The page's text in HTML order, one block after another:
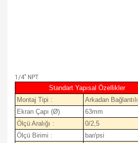
1/4" NPT
Standart Yapısal Özellikler
Montaj Tipi :
Arkadan Bağlantılı
Ekran Çapı (Ø)
63mm
Ölçü Aralığı :
0/2,5
Ölçü Birimi :
bar/psi